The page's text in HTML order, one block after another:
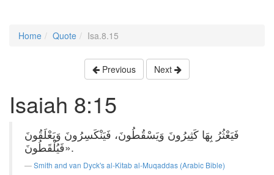
Home Quote Isa.8.15
Previous Next
Isaiah 8:15
فَيَعْثُرُ بِهَا كَثِيرُونَ وَيَسْقُطُونَ، فَيَنْكَسِرُونَ وَيَعْلَقُونَ
فَيُلْقَطُونَ».
Smith and van Dyck's al-Kitab al-Muqaddas (Arabic Bible)